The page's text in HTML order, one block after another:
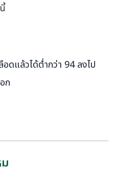
อดแล้วได้ต่ำกว่า 94 ลงไป
ก